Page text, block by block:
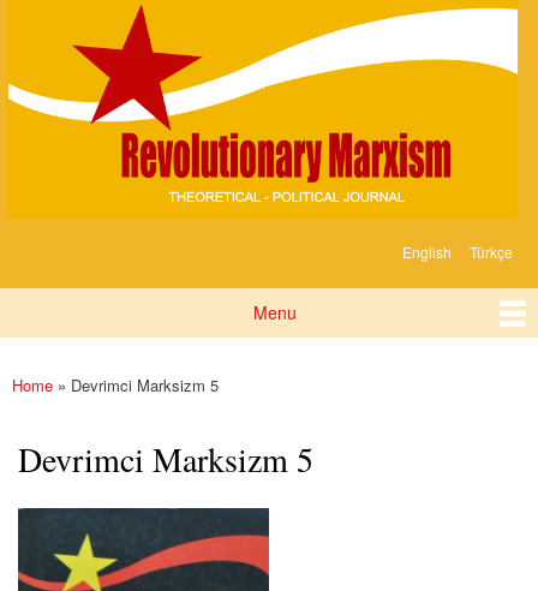
content
Marksizm
English Türkçe
Menu
You are here
Home » Devrimci Marksizm 5
Devrimci Marksizm 5